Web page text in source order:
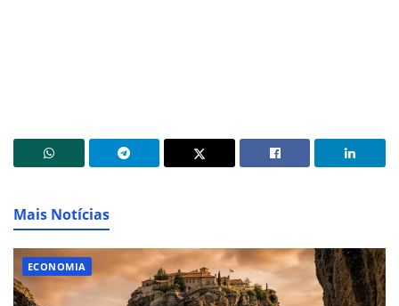
Mais Notícias
ECONOMIA